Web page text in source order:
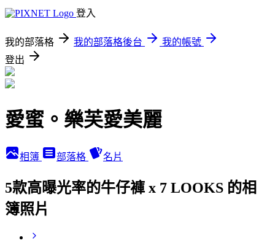
登入
我的部落格 我的部落格後台
我的帳號
登出
愛蜜。樂芙愛美麗
相簿 部落格 名片
5款高曝光率的牛仔褲 x 7 LOOKS 的相
簿照片